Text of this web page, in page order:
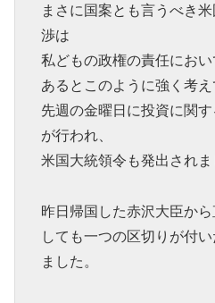
まさに国案とも言うべき
渉は
私どもの政権の責任にお
あるとこのように強く考え
先週の金曜日に投資に関
が行われ、
米国大統領令も発出されま
昨日帰国した赤沢大臣か
しても一つの区切りが付
ました。